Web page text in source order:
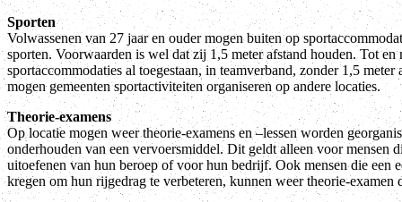
Sporten
Volwassenen van 27 jaar en ouder mogen buiten op
sporten. Voorwaarden is wel dat zij 1,5 meter afstand houden. Tot en
sportaccommodaties al toegestaan, in teamverband, zonder 1,5 meter
mogen gemeenten sportactiviteiten organiseren op andere locaties.
Theorie-examens
Op locatie mogen weer theorie-examens en –lessen worden
onderhouden van een vervoersmiddel. Dit geldt alleen voor mensen
uitoefenen van hun beroep of voor hun bedrijf. Ook mensen die een
kregen om hun rijgedrag te verbeteren, kunnen weer theorie-examen